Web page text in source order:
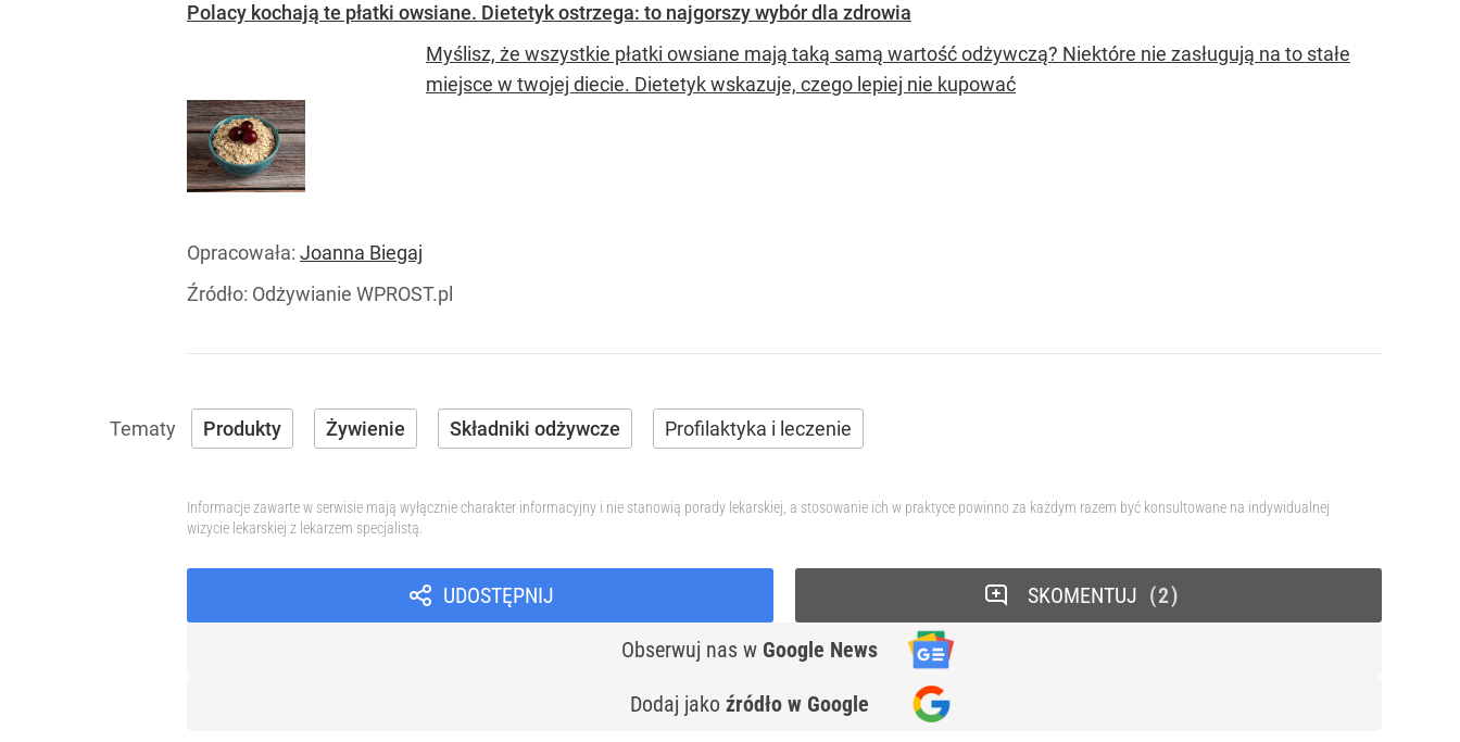
Polacy kochają te płatki owsiane. Dietetyk ostrzega: to najgorszy wybór dla zdrowia
Myślisz, że wszystkie płatki owsiane mają taką samą wartość odżywczą? Niektóre nie zasługują na to stałe
miejsce w twojej diecie. Dietetyk wskazuje, czego lepiej nie kupować
Opracowała: Joanna Biegaj
Źródło: Odżywianie WPROST.pl
Produkty Żywienie Składniki odżywcze Profilaktyka i leczenie
Informacje zawarte w serwisie mają wyłącznie charakter informacyjny i nie stanowią porady lekarskiej, a stosowanie ich w praktyce powinno za każdym razem być konsultowane na indywidualnej
wizycie lekarskiej z lekarzem specjalistą.
UDOSTĘPNIJ
Obserwuj nas w Google News
Dodaj jako źródło w Google
SKOMENTUJ 2